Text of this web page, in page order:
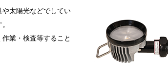
太陽光などでしてい
業・検査等すること